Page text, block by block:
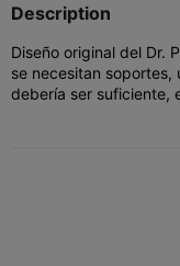
Description
Diseño original del Dr.
se necesitan soportes,
debería ser suficiente,